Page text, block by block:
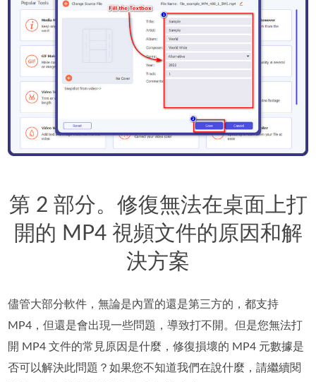
第 2 部分。修復無法在桌面上打
開的 MP4 視頻文件的原因和解
決方案
儘管大部分軟件，無論是內置的還是第三方的，都支持
MP4，但還是會出現一些問題，導致打不開。但是您無法打
開 MP4 文件的常見原因是什麼，修復損壞的 MP4 元數據是
否可以解決此問題？如果您不知道我們在說什麼，請繼續閱